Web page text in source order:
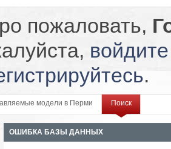
пожаловать,
войдите
.
модели в Перми Поиск
ОШИБКА БАЗЫ ДАННЫХ